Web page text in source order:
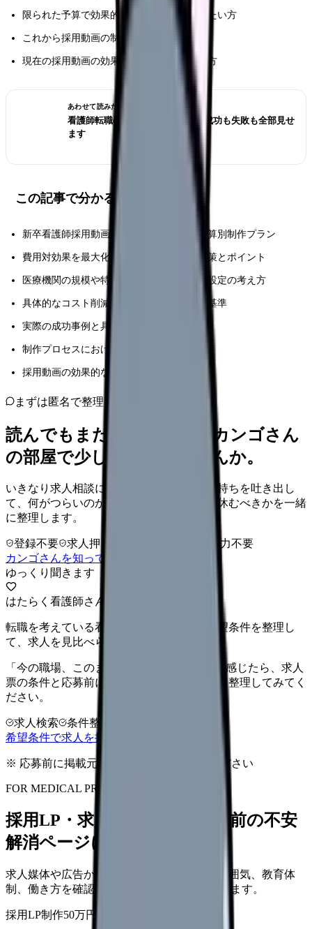
限られた予算で効果的な採用施策を実現したい方
これから採用動画の制作を始める方
現在の採用動画の効果に課題を感じている方
あわせて読みたい
看護師転職のリアル体験談12選｜成功も失敗も全部見せ
ます
この記事で分かること
新卒看護師採用動画の最新の市場相場と予算別制作プラン
費用対効果を最大化するための具体的な施策とポイント
医療機関の規模や特性に応じた最適な予算設定の考え方
具体的なコスト削減方法と制作会社の選定基準
実際の成功事例と具体的な効果測定の方法
制作プロセスにおける注意点とリスク管理
採用動画の効果的な活用方法と配信戦略
まずは匿名で整理
読んでもまだ苦しいなら、カンゴさん
の部屋で少し話してみませんか。
いきなり求人相談には進みません。今の気持ちを吐き出し
て、何がつらいのか、辞めるべきか、少し休むべきかを一緒
に整理します。
登録不要 求人押し売りなし
病院名は入力不要
カンゴさんを知ってから相談する
ゆっくり聞きます
はたらく看護師さん 求人
転職を考えている看護師さんへ。まずは希望条件を整理し
て、求人を見比べられます。
「今の職場、このままでいいのかな...」そう感じたら、求人
票の条件と応募前に確認したい不安を分けて整理してみてく
ださい。
求人検索 条件整理
希望条件で求人を探す
※ 応募前に掲載元の最新情報を確認してください
FOR MEDICAL PROVIDERS
採用LP・求人ページを、応募前の不安
解消ページにできます
求人媒体や広告から来た看護師が、職場の雰囲気、教育体
制、働き方を確認して応募できるLPを設計します。
採用LP制作50万円〜